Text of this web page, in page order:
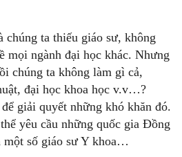
ta thiếu giáo sư, không
mọi ngành đại học khác. Nhưng
chúng ta không làm gì cả,
đại học khoa học v.v…?
giải quyết những khó khăn đó.
yêu cầu những quốc gia Đồng
một số giáo sư Y khoa…